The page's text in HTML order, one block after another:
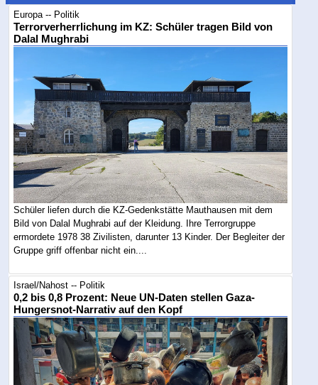
Europa -- Politik
Terrorverherrlichung im KZ: Schüler tragen Bild von
Dalal Mughrabi
Schüler liefen durch die KZ-Gedenkstätte Mauthausen mit dem
Bild von Dalal Mughrabi auf der Kleidung. Ihre Terrorgruppe
ermordete 1978 38 Zivilisten, darunter 13 Kinder. Der Begleiter der
Gruppe griff offenbar nicht ein....
Israel/Nahost -- Politik
0,2 bis 0,8 Prozent: Neue UN-Daten stellen Gaza-
Hungersnot-Narrativ auf den Kopf